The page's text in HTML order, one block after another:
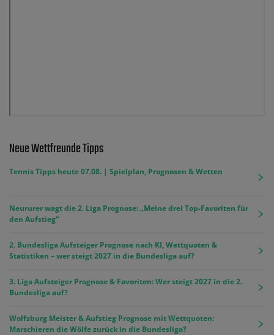
Neue Wettfreunde Tipps
Tennis Tipps heute 07.08. | Spielplan, Prognosen & Wetten
Neururer wagt die 2. Liga Prognose: „Meine drei Top-Favoriten für
den Aufstieg“
2. Bundesliga Aufsteiger Prognose nach KI, Wettquoten &
Statistiken – wer steigt 2027 in die Bundesliga auf?
3. Liga Aufsteiger Prognose & Favoriten: Wer steigt 2027 in die 2.
Bundesliga auf?
Wolfsburg Meister & Aufstieg Prognose mit Wettquoten:
Marschieren die Wölfe zurück in die Bundesliga?